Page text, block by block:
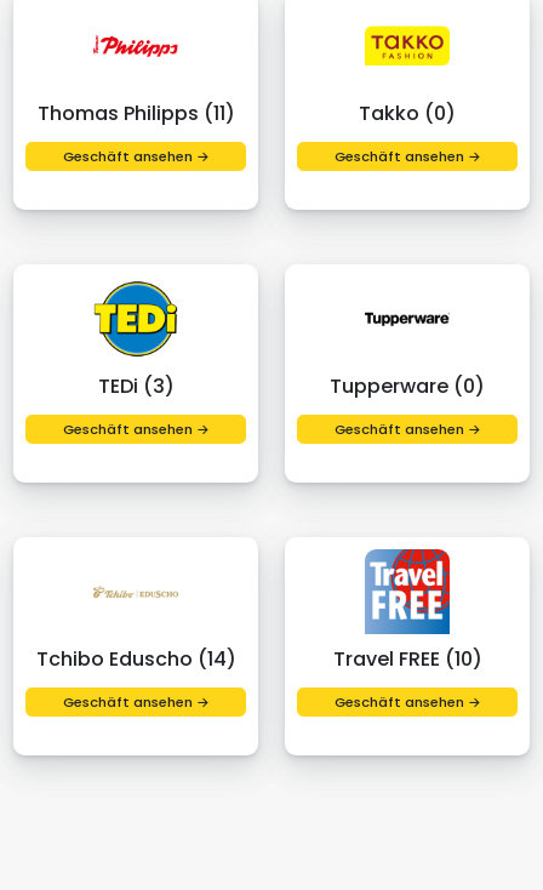
Thomas Philipps (11)
Geschäft ansehen →
Takko (0)
Geschäft ansehen →
TEDi (3)
Geschäft ansehen →
Tupperware (0)
Geschäft ansehen →
Tchibo Eduscho (14)
Geschäft ansehen →
Travel FREE (10)
Geschäft ansehen →